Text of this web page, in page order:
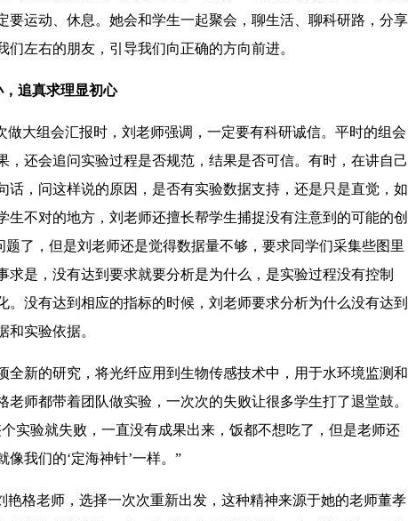
运动、休息。她会和学生一起聚会，聊生活、聊科研路，分享
左右的朋友，引导我们向正确的方向前进。
，追真求理显初心
大组会汇报时，刘老师强调，一定要有科研诚信。平时的组会
还会追问实验过程是否规范，结果是否可信。有时，在讲自己
，问这样说的原因，是否有实验数据支持，还是只是直觉，如
不对的地方，刘老师还擅长帮学生捕捉没有注意到的可能的创
了，但是刘老师还是觉得数据量不够，要求同学们采集些图里
是，没有达到要求就要分析是为什么，是实验过程没有控制
没有达到相应的指标的时候，刘老师要求分析为什么没有达到
实验依据。
新的研究，将光纤应用到生物传感技术中，用于水环境监测和
师都带着团队做实验，一次次的失败让很多学生打了退堂鼓。
实验就失败，一直没有成果出来，饭都不想吃了，但是老师还
我们的‘定海神针’一样。”
格老师，选择一次次重新出发，这种精神来源于她的老师董孝